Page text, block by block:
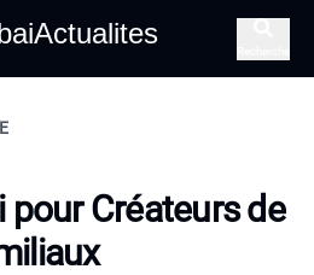
pour Créateurs de